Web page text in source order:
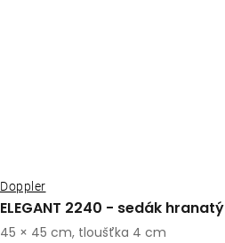
ELEGANT 2240 - sedák hranatý
Doppler
45 × 45 cm, tloušťka 4 cm